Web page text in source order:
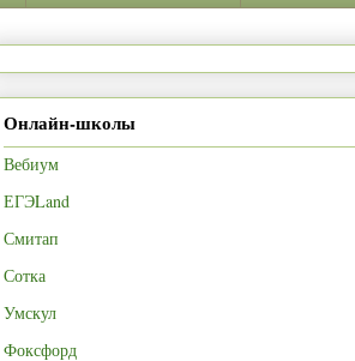
Онлайн-школы
Вебиум
ЕГЭLand
Смитап
Сотка
Умскул
Фоксфорд